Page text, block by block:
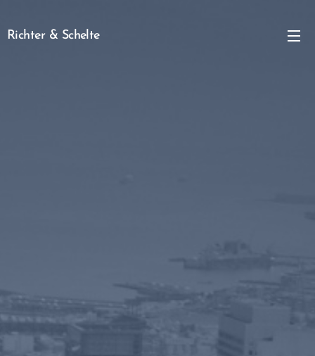
Richter & Schelte